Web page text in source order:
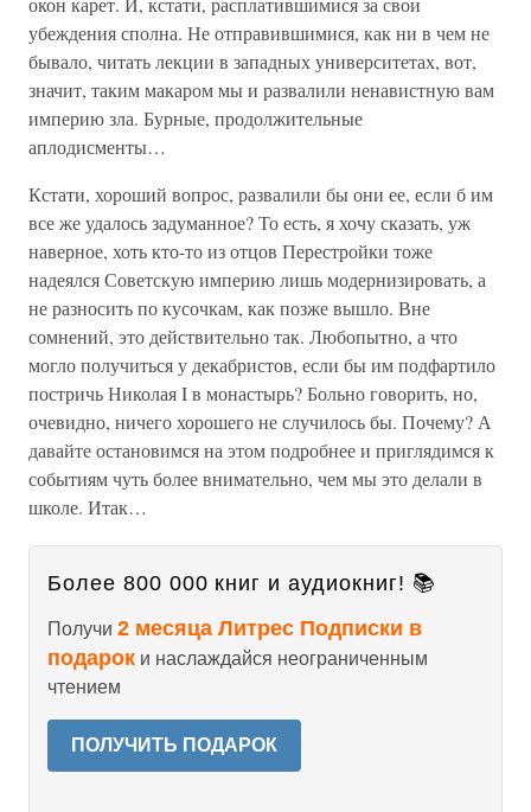
убеждения сполна. Не отправившимися, как ни в чем не
бывало, читать лекции в западных университетах, вот,
значит, таким макаром мы и развалили ненавистную вам
империю зла. Бурные, продолжительные
аплодисменты…
Кстати, хороший вопрос, развалили бы они ее, если б им
все же удалось задуманное? То есть, я хочу сказать, уж
наверное, хоть кто-то из отцов Перестройки тоже
надеялся Советскую империю лишь модернизировать, а
не разносить по кусочкам, как позже вышло. Вне
сомнений, это действительно так. Любопытно, а что
могло получиться у декабристов, если бы им подфартило
постричь Николая I в монастырь? Больно говорить, но,
очевидно, ничего хорошего не случилось бы. Почему? А
давайте остановимся на этом подробнее и приглядимся к
событиям чуть более внимательно, чем мы это делали в
школе. Итак…
Более 800 000 книг и аудиокниг! 📚
Получи 2 месяца Литрес Подписки в
подарок и наслаждайся неограниченным
чтением
ПОЛУЧИТЬ ПОДАРОК